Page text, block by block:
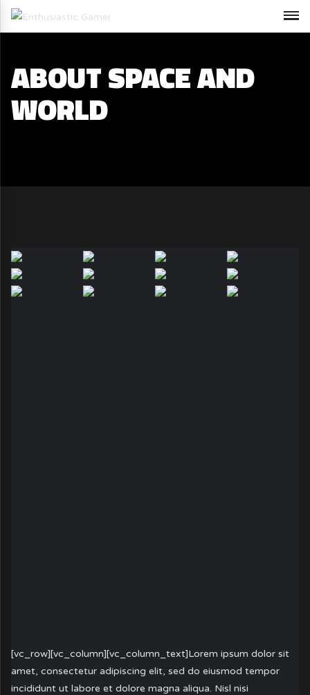
ABOUT SPACE AND
WORLD
[vc_row][vc_column][vc_column_text]Lorem ipsum dolor sit
amet, consectetur adipiscing elit, sed do eiusmod tempor
incididunt ut labore et dolore magna aliqua. Nisl nisi